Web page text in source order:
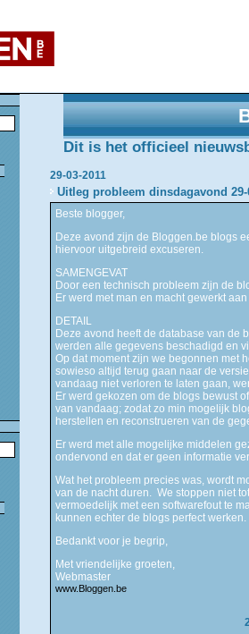
Dit is het officieel
29-03-2011
Uitleg probleem dinsdagavond 29-
Beste blogger,
Deze avond zijn de Bloggen.be blogs
hiervoor uitgebreid excuseren.
SAMENGEVAT
Door een technisch probleem zijn de
Er werd met man en macht gewerkt
DETAIL
Deze avond heeft de database van de
werden alle gegevens beschadigd en
Op dat moment zijn we begonnen met
sowieso altijd terug gaan naar de
vandaag niet verloren te laten gaan,
Er werd gekozen om de blogs bewust
van vandaag; zodat zo min mogelijk
herstellen en reconstrueren van de
Er werd met alle mogelijke middelen
ondervond en dat er geen informatie
Wat het probleem precies was, wordt
van de nacht duren. We stoppen niet
vermoedelijk met een softwarefout te
kunnen echter de blogs perfect werken.
Bedankt voor je begrip,
Met vriendelijke groeten,
Webmaster
www.Bloggen.be